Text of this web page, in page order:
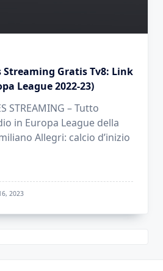
Streaming Gratis Tv8: Link
League 2022-23)
STREAMING – Tutto
in Europa League della
Allegri: calcio d’inizio
2023